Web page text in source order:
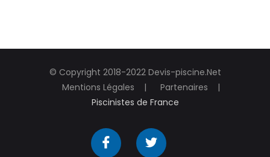
© Copyright 2018-2022 Devis-piscine.Net
Mentions Légales
Partenaires
Piscinistes de France